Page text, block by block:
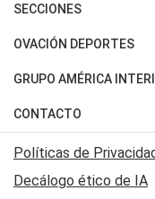
Últimas Noticias
Política
Judiciales
Economia
SECCIONES
Horóscopo
Motores
Trucos caseros
Series y Películas
Edictos y Solicitadas
OVACIÓN DEPORTES
Fútbol
Mundial
Automovilismo
Rugby
GRUPO AMÉRICA
Canal 7 en Vivo
CONTACTO
Acerca de Nosotros
Contactanos
Políticas de
Decálogo ético de IA